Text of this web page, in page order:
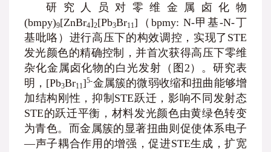
研究人员对零维金属卤化物
(bmpy)9[ZnBr4]2[Pb3Br11]（bpmy: N-甲基-N-丁
基吡咯）进行高压下的构效调控，实现了STE
发光颜色的精确控制，并首次获得高压下零维
杂化金属卤化物的白光发射（图2）。研究表
明，[Pb3Br11]5-金属簇的微弱收缩和扭曲能够增
加结构刚性，抑制STE跃迁，影响不同发射态
STE的跃迁平衡，材料发光颜色由黄绿色转变
为青色。而金属簇的显著扭曲则促使体系电子
—声子耦合作用的增强，促进STE生成，扩宽